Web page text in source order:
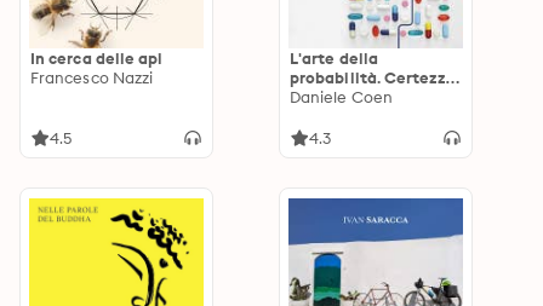
In cerca delle api
Francesco Nazzi
4.5
L'arte della
probabilità. Certezze
e incertezze della
Daniele Coen
4.3